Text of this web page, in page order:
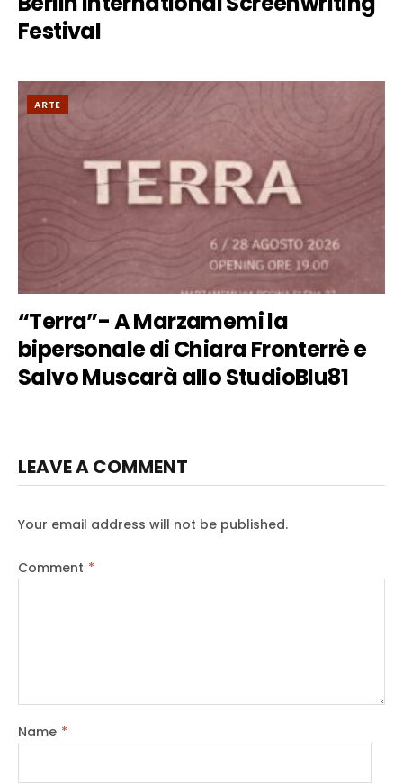
Festival
ARTE
“Terra”- A Marzamemi la
bipersonale di Chiara Fronterrè e
Salvo Muscarà allo StudioBlu81
LEAVE A COMMENT
Your email address will not be published.
Comment *
Name *